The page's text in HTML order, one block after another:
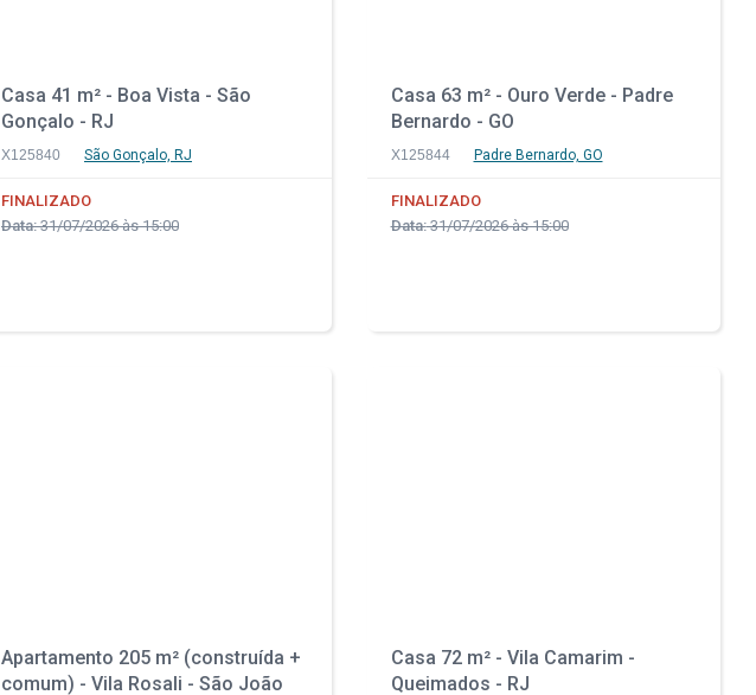
Casa 41 m² - Boa Vista - São
Gonçalo - RJ
X125840 São Gonçalo, RJ
FINALIZADO
Data:31/07/2026 às 15:00
Casa 63 m² - Ouro Verde - Padre
Bernardo - GO
X125844 Padre Bernardo, GO
FINALIZADO
Data:31/07/2026 às 15:00
Apartamento 205 m² (construída +
comum) - Vila Rosali - São João
Casa 72 m² - Vila Camarim -
Queimados - RJ